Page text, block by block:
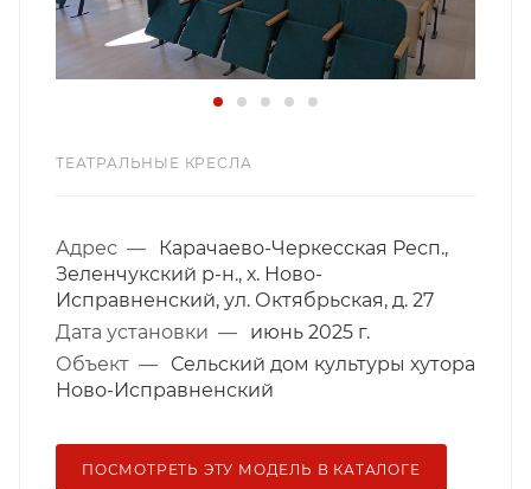
ТЕАТРАЛЬНЫЕ КРЕСЛА
Адрес —
Карачаево-Черкесская Респ.,
Зеленчукский р-н., х. Ново-
Исправненский, ул. Октябрьская, д. 27
Дата установки —
июнь 2025 г.
Объект —
Сельский дом культуры хутора
Ново-Исправненский
ПОСМОТРЕТЬ ЭТУ МОДЕЛЬ В КАТАЛОГЕ